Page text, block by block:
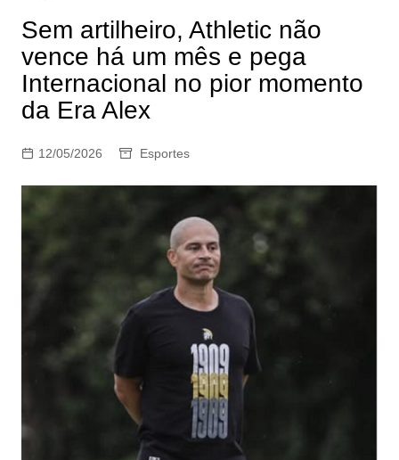
Sem artilheiro, Athletic não
vence há um mês e pega
Internacional no pior momento
da Era Alex
12/05/2026 Esportes